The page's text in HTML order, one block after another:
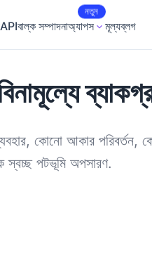
APIবাল্ক সম্পাদনাঅ্যাপস
নতুন
মূল্যব্লগ
কোনো আকার
স্বচ্ছ পটভূমি অপসারণ.